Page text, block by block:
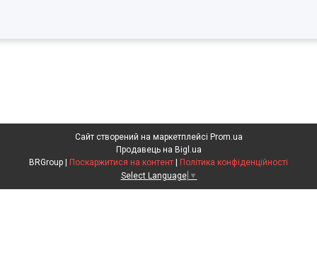
Сайт створений на маркетплейсі Prom.ua
Продавець на Bigl.ua
Поскаржитися на контент
Політика конфіденційності
Select Language ▼